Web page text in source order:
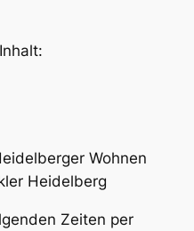
Wohnen
Heidelberg
Zeiten per